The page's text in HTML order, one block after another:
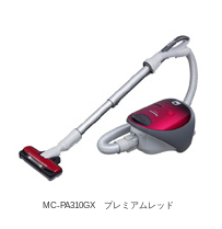
MC-PA310GX プレミアムレッド